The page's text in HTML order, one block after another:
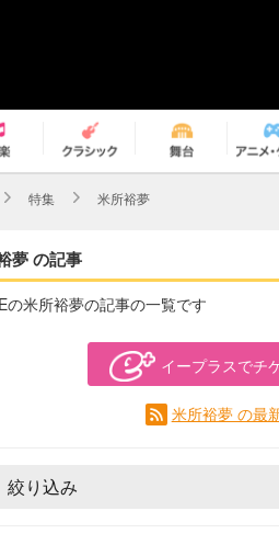
特集 米所裕夢
夢 の記事
の米所裕夢の記事の一覧です
イープラスでチ
米所裕夢 の最
絞り込み